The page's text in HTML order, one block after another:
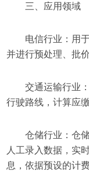
三、应用领域
电信行业：用于
并进行预处理、批
交通运输行业：
行驶路线，计算应
仓储行业：仓储
人工录入数据，实
息，依据预设的计